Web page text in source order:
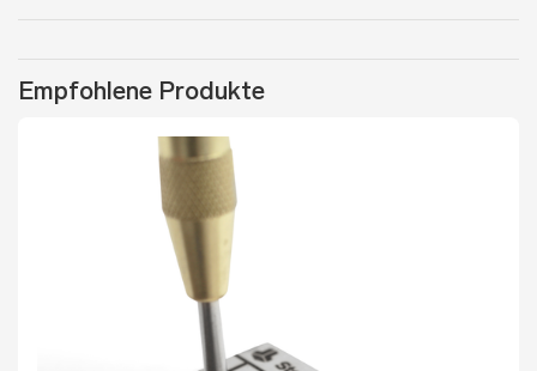
Empfohlene Produkte